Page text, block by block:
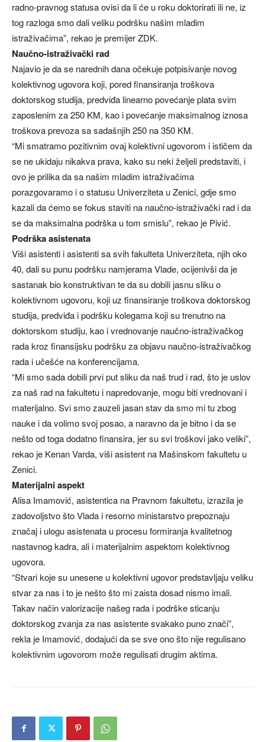
radno-pravnog statusa ovisi da li će u roku doktorirati ili ne, iz
tog razloga smo dali veliku podršku našim mladim
istraživačima”, rekao je premijer ZDK.
Naučno-istraživački rad
Najavio je da se narednih dana očekuje potpisivanje novog
kolektivnog ugovora koji, pored finansiranja troškova
doktorskog studija, predviđa linearno povećanje plata svim
zaposlenim za 250 KM, kao i povećanje maksimalnog iznosa
troškova prevoza sa sadašnjih 250 na 350 KM.
“Mi smatramo pozitivnim ovaj kolektivni ugovorom i ističem da
se ne ukidaju nikakva prava, kako su neki željeli predstaviti, i
ovo je prilika da sa našim mladim istraživačima
porazgovaramo i o statusu Univerziteta u Zenici, gdje smo
kazali da ćemo se fokus staviti na naučno-istraživački rad i da
se da maksimalna podrška u tom smislu”, rekao je Pivić.
Podrška asistenata
Viši asistenti i asistenti sa svih fakulteta Univerziteta, njih oko
40, dali su punu podršku namjerama Vlade, ocijenivši da je
sastanak bio konstruktivan te da su dobili jasnu sliku o
kolektivnom ugovoru, koji uz finansiranje troškova doktorskog
studija, predviđa i podršku kolegama koji su trenutno na
doktorskom studiju, kao i vrednovanje naučno-istraživačkog
rada kroz finansijsku podršku za objavu naučno-istraživačkog
rada i učešće na konferencijama.
“Mi smo sada dobili prvi put sliku da naš trud i rad, što je uslov
za naš rad na fakultetu i napredovanje, mogu biti vrednovani i
materijalno. Svi smo zauzeli jasan stav da smo mi tu zbog
nauke i da volimo svoj posao, a naravno da je bitno i da se
nešto od toga dodatno finansira, jer su svi troškovi jako veliki”,
rekao je Kenan Varda, viši asistent na Mašinskom fakultetu u
Zenici.
Materijalni aspekt
Alisa Imamović, asistentica na Pravnom fakultetu, izrazila je
zadovoljstvo što Vlada i resorno ministarstvo prepoznaju
značaj i ulogu asistenata u procesu formiranja kvalitetnog
nastavnog kadra, ali i materijalnim aspektom kolektivnog
ugovora.
“Stvari koje su unesene u kolektivni ugovor predstavljaju veliku
stvar za nas i to je nešto što mi zaista dosad nismo imali.
Takav način valorizacije našeg rada i podrške sticanju
doktorskog zvanja za nas asistente svakako puno znači”,
rekla je Imamović, dodajući da se sve ono što nije regulisano
kolektivnim ugovorom može regulisati drugim aktima.